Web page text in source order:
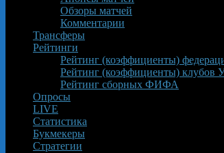
Обзоры матчей
Комментарии
Трансферы
Рейтинги
Рейтинг (коэффициенты)
Рейтинг (коэффициенты) клубов
Рейтинг сборных ФИФА
Опросы
LIVE
Статистика
Букмекеры
Стратегии